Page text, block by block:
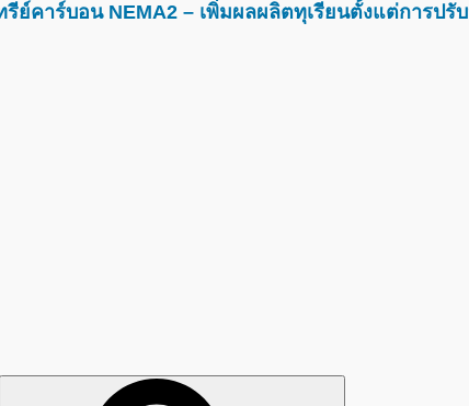
ย์คาร์บอน NEMA2 – เพิ่มผลผลิตทุเรียนตั้งแต่การป